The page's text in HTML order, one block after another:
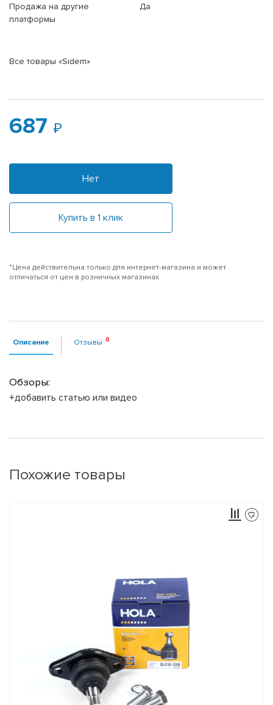
Продажа на другие
платформы
Да
Все товары «Sidem»
687
Нет
Купить в 1 клик
*Цена действительна только для интернет-магазина и может
отличаться от цен в розничных магазинах
Описание Отзывы
Обзоры:
+добавить статью или видео
Похожие товары